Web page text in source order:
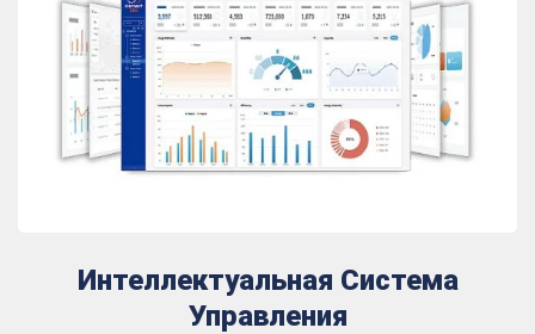
Интеллектуальная Система
Управления